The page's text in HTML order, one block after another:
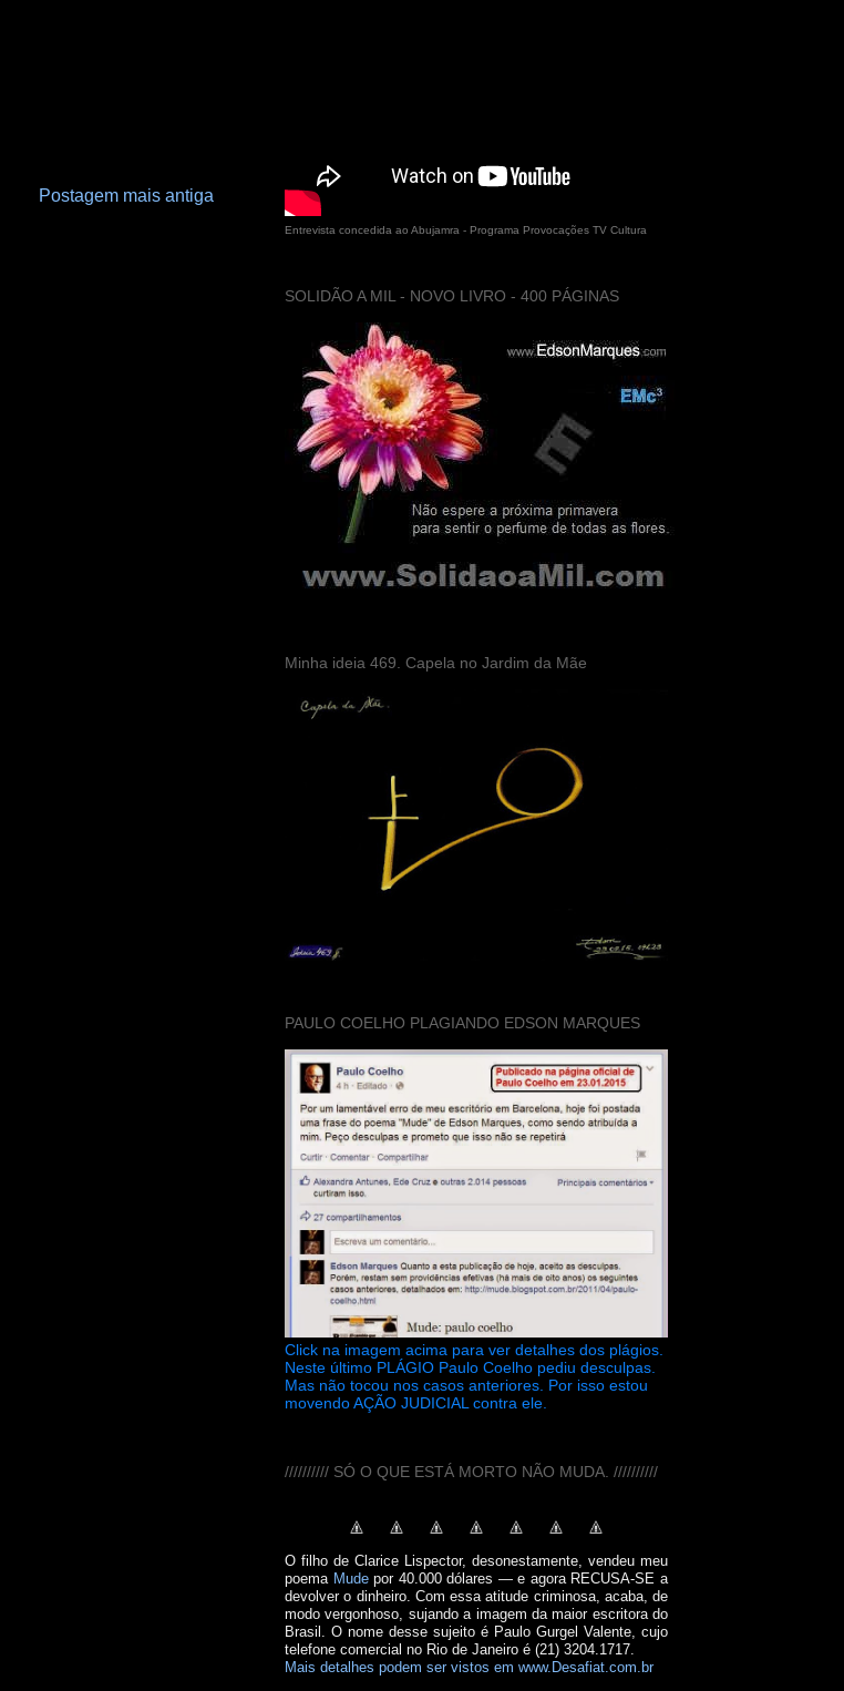
Postagem mais antiga
Entrevista concedida ao Abujamra - Programa Provocações TV Cultura
SOLIDÃO A MIL - NOVO LIVRO - 400 PÁGINAS
Minha ideia 469. Capela no Jardim da Mãe
PAULO COELHO PLAGIANDO EDSON MARQUES
Click na imagem acima para ver detalhes dos plágios.
Neste último PLÁGIO Paulo Coelho pediu desculpas.
Mas não tocou nos casos anteriores. Por isso estou
movendo AÇÃO JUDICIAL contra ele.
////////// SÓ O QUE ESTÁ MORTO NÃO MUDA. //////////
O filho de Clarice Lispector, desonestamente, vendeu meu
poema Mudepor 40.000 dólares — e agora RECUSA-SE a
devolver o dinheiro. Com essa atitude criminosa, acaba, de
modo vergonhoso, sujando a imagem da maior escritora do
Brasil. O nome desse sujeito é Paulo Gurgel Valente, cujo
telefone comercial no Rio de Janeiro é (21) 3204.1717.
Mais detalhes podem ser vistos em www.Desafiat.com.br